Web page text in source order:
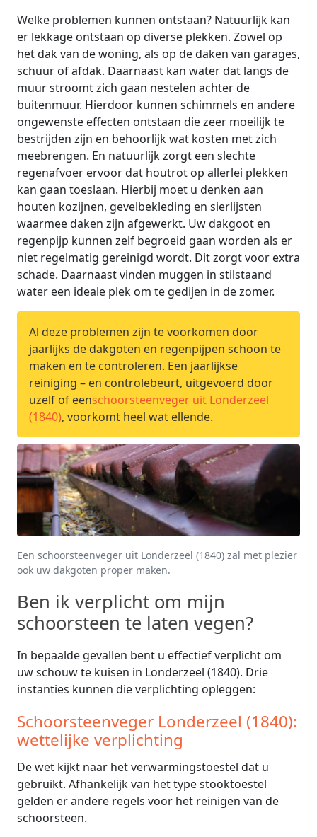
Welke problemen kunnen ontstaan? Natuurlijk kan
er lekkage ontstaan op diverse plekken. Zowel op
het dak van de woning, als op de daken van garages,
schuur of afdak. Daarnaast kan water dat langs de
muur stroomt zich gaan nestelen achter de
buitenmuur. Hierdoor kunnen schimmels en andere
ongewenste effecten ontstaan die zeer moeilijk te
bestrijden zijn en behoorlijk wat kosten met zich
meebrengen. En natuurlijk zorgt een slechte
regenafvoer ervoor dat houtrot op allerlei plekken
kan gaan toeslaan. Hierbij moet u denken aan
houten kozijnen, gevelbekleding en sierlijsten
waarmee daken zijn afgewerkt. Uw dakgoot en
regenpijp kunnen zelf begroeid gaan worden als er
niet regelmatig gereinigd wordt. Dit zorgt voor extra
schade. Daarnaast vinden muggen in stilstaand
water een ideale plek om te gedijen in de zomer.
Al deze problemen zijn te voorkomen door
jaarlijks de dakgoten en regenpijpen schoon te
maken en te controleren. Een jaarlijkse
reiniging – en controlebeurt, uitgevoerd door
uzelf of eenschoorsteenveger uit Londerzeel
(1840), voorkomt heel wat ellende.
Een schoorsteenveger uit Londerzeel (1840) zal met plezier
ook uw dakgoten proper maken.
Ben ik verplicht om mijn
schoorsteen te laten vegen?
In bepaalde gevallen bent u effectief verplicht om
uw schouw te kuisen in Londerzeel (1840). Drie
instanties kunnen die verplichting opleggen:
Schoorsteenveger Londerzeel (1840):
wettelijke verplichting
De wet kijkt naar het verwarmingstoestel dat u
gebruikt. Afhankelijk van het type stooktoestel
gelden er andere regels voor het reinigen van de
schoorsteen.